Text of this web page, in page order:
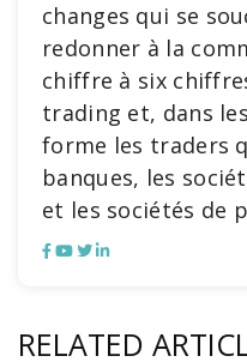
changes qui se
redonner à la
chiffre à six
trading et, dans
forme les traders
banques, les
et les sociétés de
RELATED